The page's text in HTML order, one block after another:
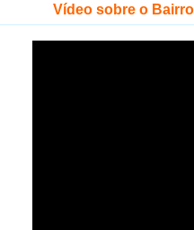
Vídeo sobre o